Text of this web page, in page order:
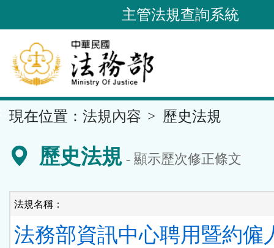
到
要
內
容
區
主管法規查詢系統
現在位置： 法規內容 歷史法規
歷史法規 - 顯示歷次修正條文
法規名稱：
法務部資訊中心聘用暨約僱